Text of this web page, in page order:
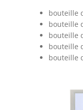
bouteille
bouteille
bouteille
bouteille
bouteille